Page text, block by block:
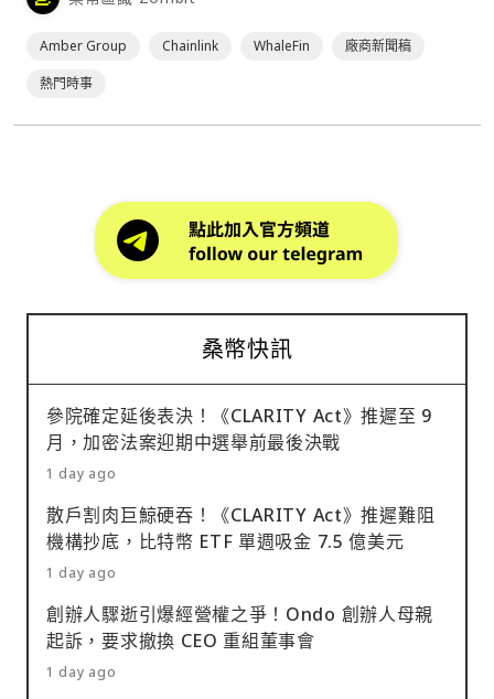
全可靠的資產交易定價服務。 Amber Group 將利用
Chainlink 的餵價服務來推動該公司一系列的數位資產服務，
Amber Group Chainlink WhaleFin
廠商新聞稿
熱門時事
桑幣快訊
參院確定延後表決！《CLARITY Act》推遲至 9
月，加密法案迎期中選舉前最後決戰
1 day ago
散戶割肉巨鯨硬吞！《CLARITY Act》推遲難阻
機構抄底，比特幣 ETF 單週吸金 7.5 億美元
1 day ago
創辦人驟逝引爆經營權之爭！Ondo 創辦人母親
起訴，要求撤換 CEO 重組董事會
1 day ago